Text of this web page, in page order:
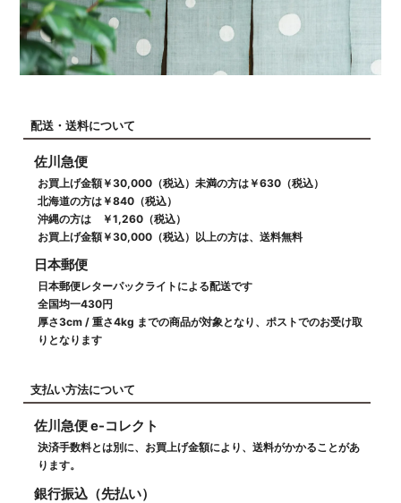
配送・送料について
佐川急便
お買上げ金額￥30,000（税込）未満の方は￥630（税込）
北海道の方は￥840（税込）
沖縄の方は ￥1,260（税込）
お買上げ金額￥30,000（税込）以上の方は、送料無料
日本郵便
日本郵便レターパックライトによる配送です
全国均一430円
厚さ3cm / 重さ4kg までの商品が対象となり、ポストでのお受け取
りとなります
支払い方法について
佐川急便 e-コレクト
決済手数料とは別に、お買上げ金額により、送料がかかることがあ
ります。
銀行振込（先払い）